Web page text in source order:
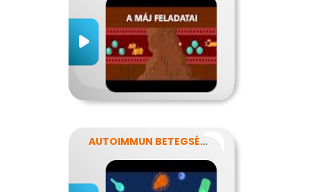
AUTOIMMUN BETEGSÉGEK